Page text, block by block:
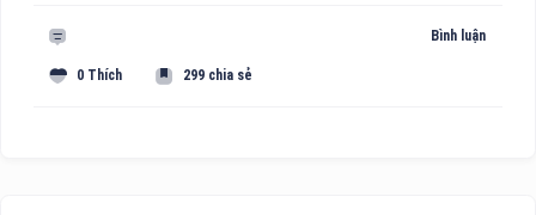
Bình luận
0 Thích 299 chia sẻ